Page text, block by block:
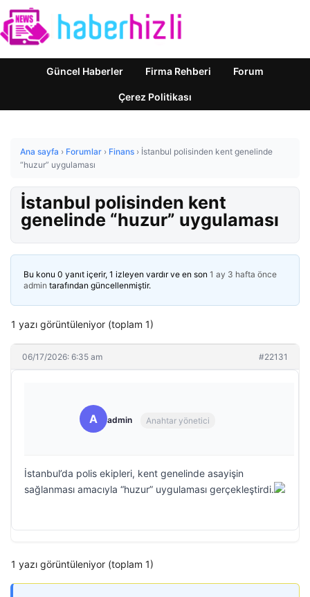
Güncel Haberler Firma Rehberi Forum
Çerez Politikası
Ana sayfa › Forumlar › Finans › İstanbul polisinden kent genelinde
“huzur” uygulaması
İstanbul polisinden kent
genelinde “huzur” uygulaması
Bu konu 0 yanıt içerir, 1 izleyen vardır ve en son 1 ay 3 hafta önce
admin tarafından güncellenmiştir.
1 yazı görüntüleniyor (toplam 1)
06/17/2026: 6:35 am #22131
A admin Anahtar yönetici
İstanbul’da polis ekipleri, kent genelinde asayişin
sağlanması amacıyla “huzur” uygulaması gerçekleştirdi.
1 yazı görüntüleniyor (toplam 1)